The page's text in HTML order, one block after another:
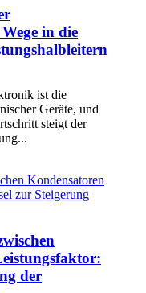
in die
ist die
Geräte, und
steigt der
der